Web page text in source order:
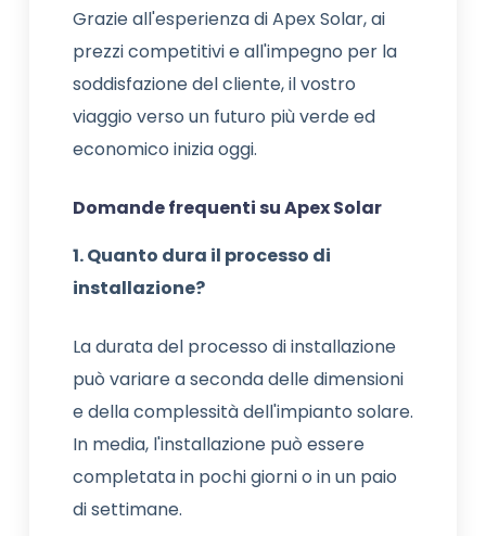
Grazie all'esperienza di Apex Solar, ai
prezzi competitivi e all'impegno per la
soddisfazione del cliente, il vostro
viaggio verso un futuro più verde ed
economico inizia oggi.
Domande frequenti su Apex Solar
1. Quanto dura il processo di
installazione?
La durata del processo di installazione
può variare a seconda delle dimensioni
e della complessità dell'impianto solare.
In media, l'installazione può essere
completata in pochi giorni o in un paio
di settimane.